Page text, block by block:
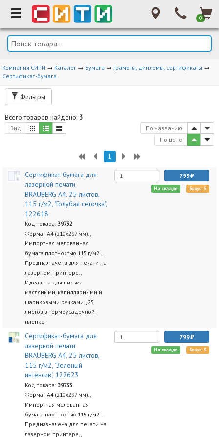
0
Компания СИТИ → Каталог → Бумага → Грамоты, дипломы, сертификаты →
Сертификат-бумага
Фильтры
Всего товаров найдено: 3
Вид
По названию
По цене
1
Сертификат-бумага для
лазерной печати
BRAUBERG А4, 25 листов,
115 г/м2, "Голубая сеточка",
122618
Код товара: 39732
Формат А4 (210х297 мм).,
Импортная мелованная
бумага плотностью 115 г/м2.,
Предназначена для печати на
лазерном принтере.,
Идеальна для письма
масляными, капиллярными и
шариковыми ручками., 25
листов в термоусадочной
пленке.
799
На складе Бонус: 5
Сертификат-бумага для
лазерной печати
BRAUBERG А4, 25 листов,
115 г/м2, "Зеленый
интенсив", 122623
Код товара: 39733
Формат А4 (210х297 мм).,
Импортная мелованная
бумага плотностью 115 г/м2.,
Предназначена для печати на
лазерном принтере.,
799
На складе Бонус: 5